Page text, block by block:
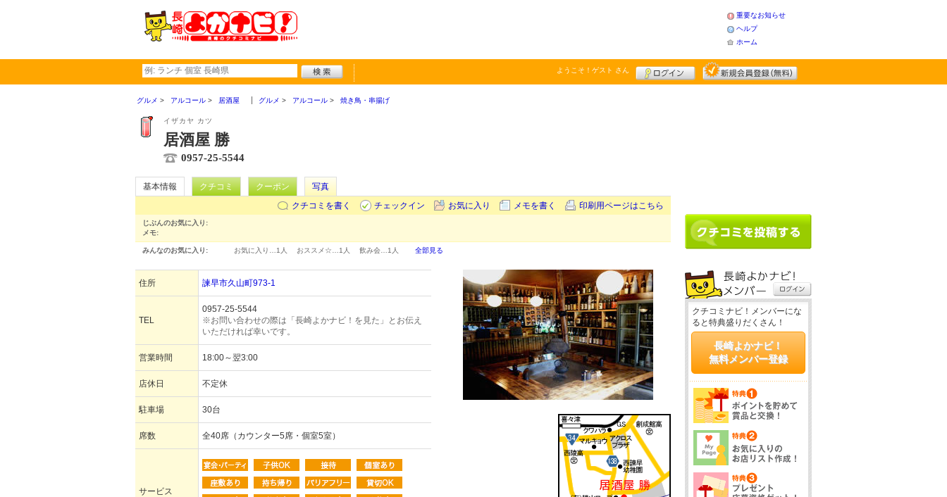
重要なお知らせ
ヘルプ
ホーム
ようこそ！ ゲスト さん
グルメ アルコール 居酒屋 グルメ アルコール 焼き鳥・串揚げ
イザカヤ カツ
居酒屋 勝
0957-25-5544
基本情報 クチコミ クーポン
写真
クチコミを書く
チェックイン お気に入り メモを書く 印刷用ページはこちら
じぶんのお気に入り:
メモ:
みんなのお気に入り: お気に入り… 1人 おススメ☆… 1人 飲み会… 1人 全部見る
住所 諫早市久山町973-1
TEL
0957-25-5544
※お問い合わせの際は「長崎よかナビ！を見た」とお伝え
いただければ幸いです。
営業時間 18:00～翌3:00
店休日 不定休
駐車場 30台
席数 全40席（カウンター5席・個室5室）
サービス
クチコミナビ！メンバーにな
ると特典盛りだくさん！
長崎よかナビ！
無料メンバー登録